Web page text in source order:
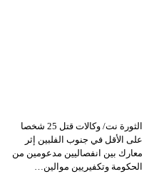
الثورة نت/ وكالات قتل 25 شخصا
على الأقل في جنوب الفلبين إثر
معارك بين انفصاليين مدعومين من
الحكومة وتكفيريين موالين…